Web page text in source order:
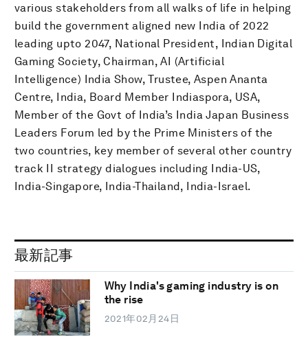
various stakeholders from all walks of life in helping
build the government aligned new India of 2022
leading upto 2047, National President, Indian Digital
Gaming Society, Chairman, AI (Artificial
Intelligence) India Show, Trustee, Aspen Ananta
Centre, India, Board Member Indiaspora, USA,
Member of the Govt of India’s India Japan Business
Leaders Forum led by the Prime Ministers of the
two countries, key member of several other country
track II strategy dialogues including India-US,
India-Singapore, India-Thailand, India-Israel.
最新記事
Why India's gaming industry is on
the rise
2021年02月24日